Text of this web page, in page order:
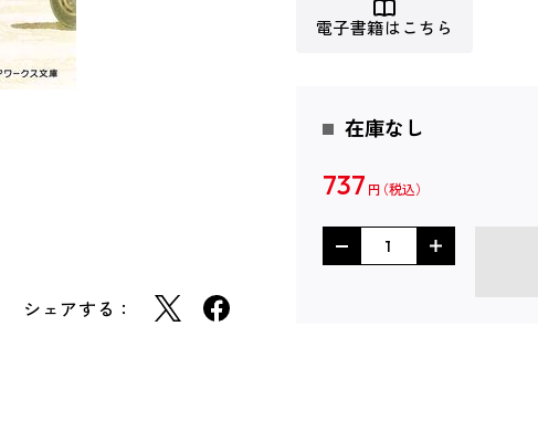
シェアする：
電子書籍はこちら
在庫なし
737 円